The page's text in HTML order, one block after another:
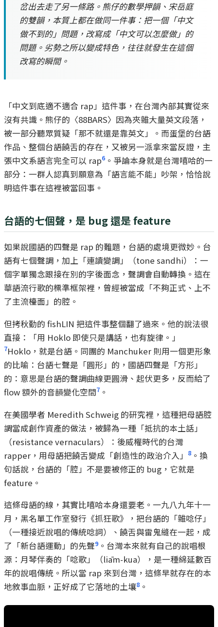
岔出去走了另一條路。熊仔的數學押韻、宋岳庭
的雙韻，本質上都在做同一件事：把一個「中文
做不到的」問題，改寫成「中文可以怎麼做」的
問題。劣勢之所以變成特色，往往就發生在這個
改寫的瞬間。
「中文到底適不適合 rap」這件事，在台灣內部其實從來
沒有共識。熊仔的〈88BARS〉因為夾雜大量英文段落，
被一部分聽眾質疑「那不就還是靠英文」。而蛋堡的台語
作品、整個台語饒舌的存在，又被另一派拿來當反證，主
張中文系語言完全可以 rap6 。爭論本身就是台灣嘻哈的一
部分：一群人認真到願意為「語言能不能」吵架，恰恰說
明這件事在這裡被當回事。
台語的七個聲，是 bug 還是 feature
如果說國語的四聲是 rap 的難題，台語的處境更微妙。台
語有七個聲調，加上「連讀變調」（tone sandhi）：一
個字單獨念跟接在別的字後面念，聲調會自動轉換。這在
華語流行歌的標準框架裡，曾經被當成「不夠正式、上不
了主流檯面」的腔。
但拷秋勤的 fishLIN 把這件事整個翻了過來。他的說法很
直接：「用 Hoklo 即使只是講話，也有旋律。」
7Hoklo，就是台語。同團的 Manchuker 則用一個更形象
的比喻：台語七聲是「圓形」的，國語四聲是「方形」
的：意思是台語的聲調曲線更圓滑、起伏更多，反而給了
flow 額外的音韻變化空間7 。
在美國學者 Meredith Schweig 的研究裡，這種把母語腔
調當成創作資產的做法，被歸為一種「抵抗的本土話」
（resistance vernaculars）：後威權時代的台灣
rapper，用母語把饒舌變成「創造性的政治介入」
8 。換
句話說，台語的「腔」不是要被修正的 bug，它就是
feature。
這條母語的線，其實比嘻哈本身還要老。一九八九年十一
月，黑名單工作室發行《抓狂歌》，把台語的「雜唸仔」
（一種接近說唱的傳統唸詞）、饒舌與雷鬼縫在一起，成
了「新台語運動」的先聲9 。台灣本來就有自己的說唱根
源：月琴伴奏的「唸歌」（liām-kua），是一種綿延數百
年的說唱傳統。所以當 rap 來到台灣，這條早就存在的本
地敘事血脈，正好成了它落地的土壤8 。